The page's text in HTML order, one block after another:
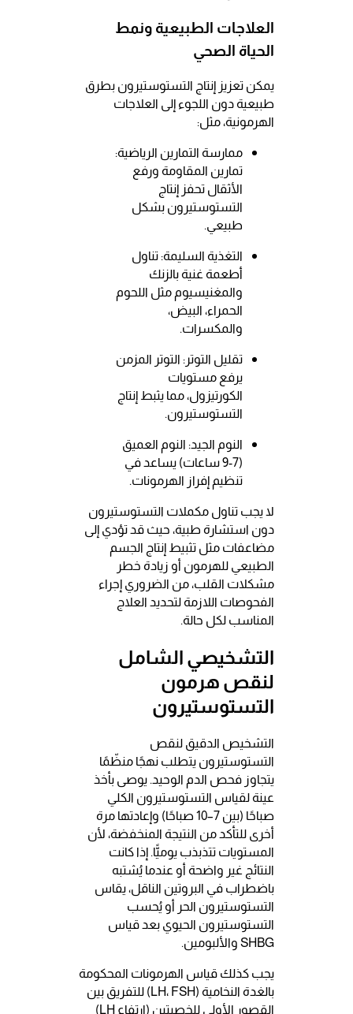
العلاجات الطبيعية ونمط
الحياة الصحي
يمكن تعزيز إنتاج التستوستيرون بطرق
طبيعية دون اللجوء إلى العلاجات
الهرمونية، مثل:
ممارسة التمارين الرياضية:
تمارين المقاومة ورفع
الأثقال تحفز إنتاج
التستوستيرون بشكل
طبيعي.
التغذية السليمة: تناول
أطعمة غنية بالزنك
والمغنيسيوم مثل اللحوم
الحمراء، البيض،
والمكسرات.
تقليل التوتر: التوتر المزمن
يرفع مستويات
الكورتيزول، مما يثبط إنتاج
التستوستيرون.
النوم الجيد: النوم العميق
(7-9 ساعات) يساعد في
تنظيم إفراز الهرمونات.
لا يجب تناول مكملات التستوستيرون
دون استشارة طبية، حيث قد تؤدي إلى
مضاعفات مثل تثبيط إنتاج الجسم
الطبيعي للهرمون أو زيادة خطر
مشكلات القلب، من الضروري إجراء
الفحوصات اللازمة لتحديد العلاج
المناسب لكل حالة.
التشخيصي الشامل
لنقص هرمون
التستوستيرون
التشخيص الدقيق لنقص
التستوستيرون يتطلب نهجًا منظّمًا
يتجاوز فحص الدم الوحيد. يوصى بأخذ
عينة لقياس التستوستيرون الكلي
صباحًا (بين 7–10 صباحًا) وإعادتها مرة
أخرى للتأكد من النتيجة المنخفضة، لأن
المستويات تتذبذب يوميًّا. إذا كانت
النتائج غير واضحة أو عندما يُشتبه
باضطراب في البروتين الناقل، يقاس
التستوستيرون الحر أو يُحسب
التستوستيرون الحيوي بعد قياس
SHBG والألبومين.
يجب كذلك قياس الهرمونات المحكومة
بالغدة النخامية (LH، FSH) للتفريق بين
القصور الأولي للخصيتين (ارتفاع LH)